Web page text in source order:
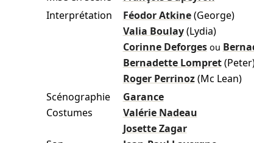
Interprétation
Féodor Atkine (George)
Valia Boulay (Lydia)
Corinne Deforges ou
Bernadette Lompret
Roger Perrinoz (Mc Lean)
Scénographie
Garance
Costumes
Valérie Nadeau
Josette Zagar